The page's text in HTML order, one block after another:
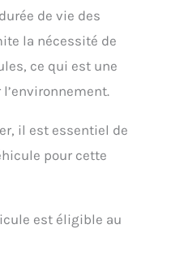
de vie des
la nécessité de
ce qui est une
il est essentiel de
pour cette
est éligible au